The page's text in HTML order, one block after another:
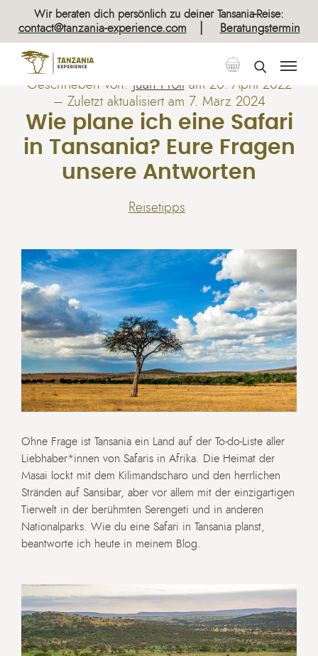
Wir beraten dich persönlich zu deiner Tansania-Reise:
contact@tanzania-experience.com Beratungstermin
Geschrieben von: Juan Proll am 20. April 2022
– Zuletzt aktualisiert am 7. März 2024
Wie plane ich eine Safari
in Tansania? Eure Fragen
unsere Antworten
Reisetipps
Ohne Frage ist Tansania ein Land auf der To-do-Liste aller
Liebhaber*innen von Safaris in Afrika. Die Heimat der
Masai lockt mit dem Kilimandscharo und den herrlichen
Stränden auf Sansibar, aber vor allem mit der einzigartigen
Tierwelt in der berühmten Serengeti und in anderen
Nationalparks. Wie du eine Safari in Tansania planst,
beantworte ich heute in meinem Blog.